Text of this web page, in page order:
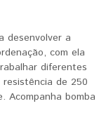
desenvolver a
com ela
diferentes
de 250
Acompanha bomba